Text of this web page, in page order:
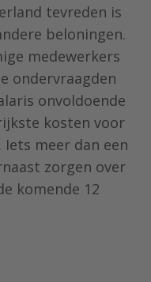
tevreden is
beloningen.
medewerkers
ondervraagden
onvoldoende
kosten voor
meer dan een
zorgen over
komende 12